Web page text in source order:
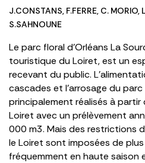
J.CONSTANS, F.FERRE, C. MORIO,
S.SAHNOUNE
Le parc floral d’Orléans La
touristique du Loiret, est un
recevant du public.
cascades et l’arrosage du
principalement réalisés à partir
Loiret avec un prélèvement
000 m3. Mais des restrictions
le Loiret sont imposées de
fréquemment en haute saison